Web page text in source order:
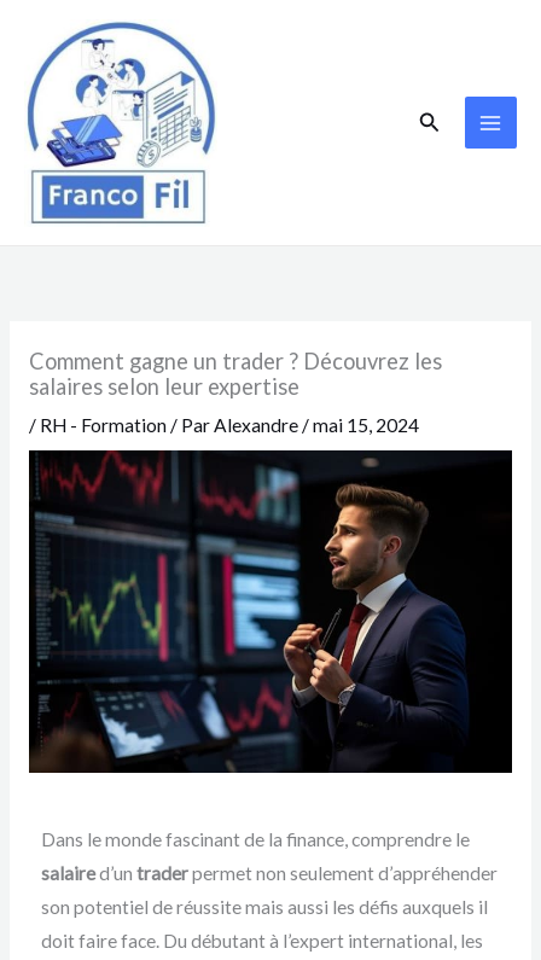
contenu
Rechercher
Comment gagne un trader ? Découvrez les
salaires selon leur expertise
/ RH - Formation/ ParAlexandre/mai 15, 2024
Dans le monde fascinant de la finance, comprendre le
salaired’un traderpermet non seulement d’appréhender
son potentiel de réussite mais aussi les défis auxquels il
doit faire face. Du débutant à l’expert international, les